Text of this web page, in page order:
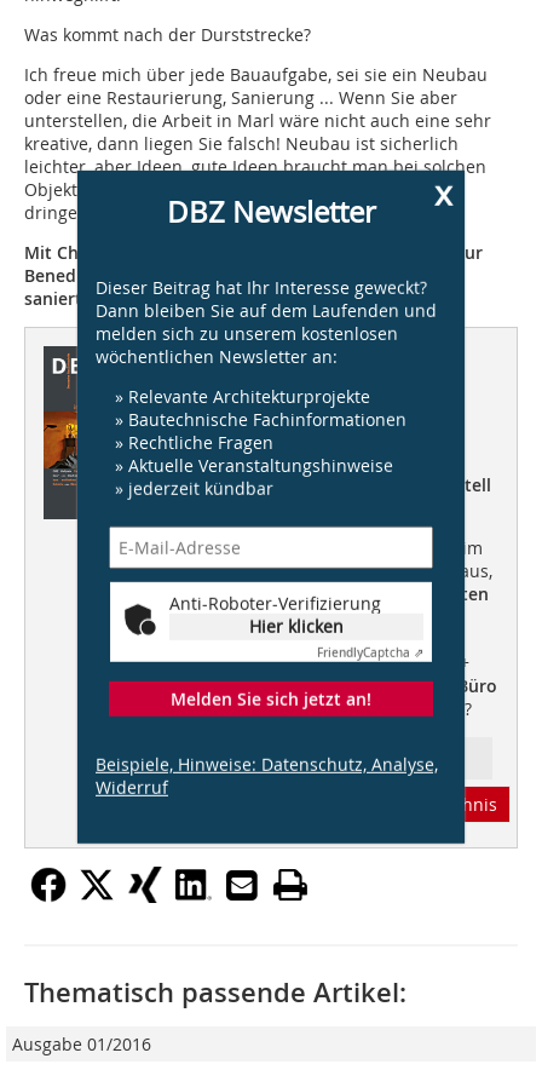
Was kommt nach der Durststrecke?
Ich freue mich über jede Bauaufgabe, sei sie ein Neubau
oder eine Restaurierung, Sanierung ... Wenn Sie aber
unterstellen, die Arbeit in Marl wäre nicht auch eine sehr
kreative, dann liegen Sie falsch! Neubau ist sicherlich
leichter, aber Ideen, gute Ideen braucht man bei solchen
Objekten wie der Schule hier mindestens genau so
dringend.
Mit Christoph Ellermann unterhielt sich DBZ-Redakteur
Benedikt Kraft am 9. September 2015 in der Aula der
sanierten Scharounschule in Marl.
Dieser Artikel erschien in
DBZ 10/2015
Wohnungsbau
individuell, vielfältig, experimentell
DBZ HeftpateCarsten Venusvon
blauraum architekten „Chancen im
Wohnungsbau“ +++ Stadt-Aktivhaus,
Hegger Hegger Schleiff Architekten
+++ Wohnanlage Grimmstraße,
kellner schleich wunderling
DennewitzEins,ARGE D1 GbR
+++
Anforderungen an Estriche +++
Büro
Spezial+++ Das Bauen verbieten?
Ressort: Aktuell
Inhaltsverzeichnis
x
DBZ Newsletter
Dieser Beitrag hat Ihr Interesse geweckt?
Dann bleiben Sie auf dem Laufenden und
melden sich zu unserem kostenlosen
wöchentlichen Newsletter an:
» Relevante Architekturprojekte
» Bautechnische Fachinformationen
» Rechtliche Fragen
» Aktuelle Veranstaltungshinweise
» jederzeit kündbar
Anti-Roboter-Verifizierung
Hier klicken
FriendlyCaptcha ⇗
Melden Sie sich jetzt an!
Beispiele, Hinweise: Datenschutz, Analyse,
Widerruf
Thematisch passende Artikel:
Ausgabe 01/2016